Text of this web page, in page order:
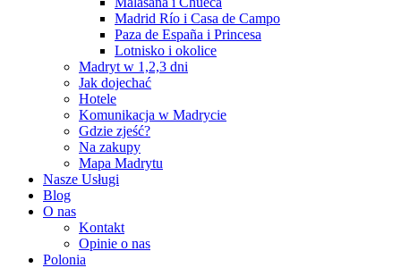
Madrid Río i Casa de Campo
Paza de España i Princesa
Lotnisko i okolice
Madryt w 1,2,3 dni
Jak dojechać
Hotele
Komunikacja w Madrycie
Gdzie zjeść?
Na zakupy
Mapa Madrytu
Nasze Usługi
Blog
O nas
Kontakt
Opinie o nas
Polonia